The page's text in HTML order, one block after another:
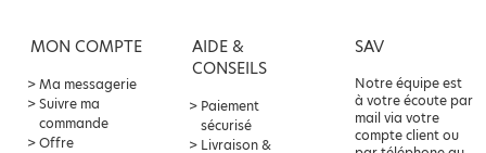
MON COMPTE
Ma messagerie
Suivre ma
commande
Offre
AIDE &
CONSEILS
Paiement
sécurisé
Livraison &
SAV
Notre équipe est
à votre écoute par
mail via votre
compte client ou